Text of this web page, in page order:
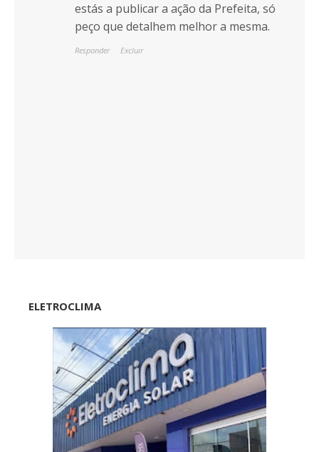
estás a publicar a ação da Prefeita, só
peço que detalhem melhor a mesma.
Responder Excluir
ELETROCLIMA